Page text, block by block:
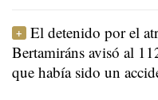
El detenido por el
Bertamiráns avisó al
que había sido un